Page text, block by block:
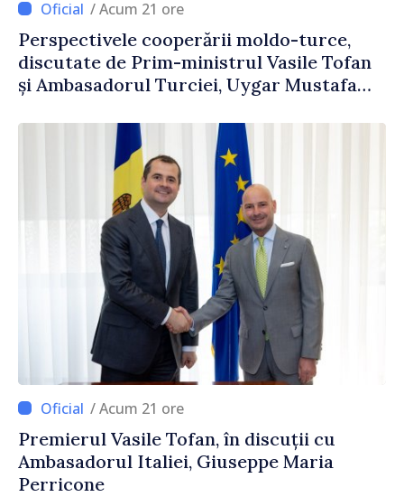
/ Acum 21 ore
Perspectivele cooperării moldo-turce,
discutate de Prim-ministrul Vasile Tofan
și Ambasadorul Turciei, Uygar Mustafa
/ Acum 21 ore
Premierul Vasile Tofan, în discuții cu
Ambasadorul Italiei, Giuseppe Maria
Perricone